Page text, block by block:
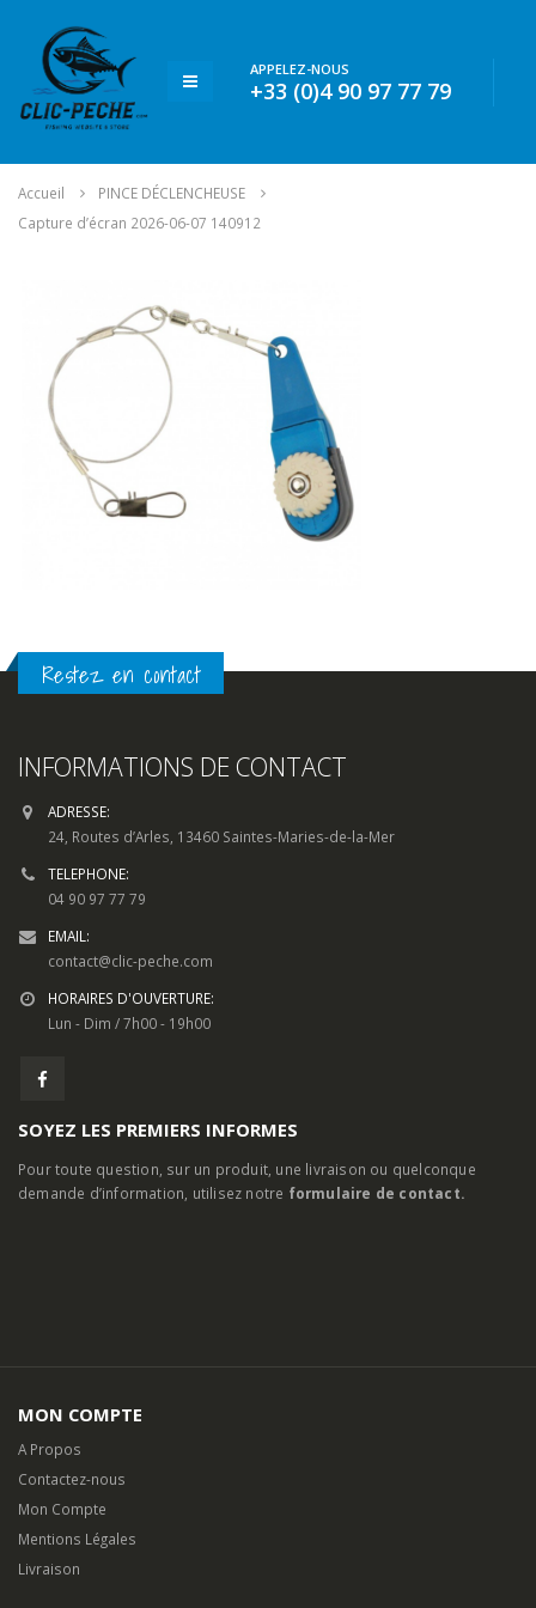
APPELEZ-NOUS
+33 (0)4 90 97 77 79
Accueil
PINCE DÉCLENCHEUSE
Capture d’écran 2026-06-07 140912
Restez en contact
INFORMATIONS DE CONTACT
ADRESSE:
24, Routes d’Arles, 13460 Saintes-Maries-de-la-Mer
TELEPHONE:
04 90 97 77 79
EMAIL:
contact@clic-peche.com
HORAIRES D'OUVERTURE:
Lun - Dim / 7h00 - 19h00
SOYEZ LES PREMIERS INFORMES
Pour toute question, sur un produit, une livraison ou quelconque
demande d’information, utilisez notre formulaire de contact.
MON COMPTE
A Propos
Contactez-nous
Mon Compte
Mentions Légales
Livraison